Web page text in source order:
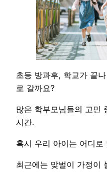
초등 방과후, 학교가 끝
로 갈까요?
많은 학부모님들의 고민
시간.
혹시 우리 아이는 어디
최근에는 맞벌이 가정이